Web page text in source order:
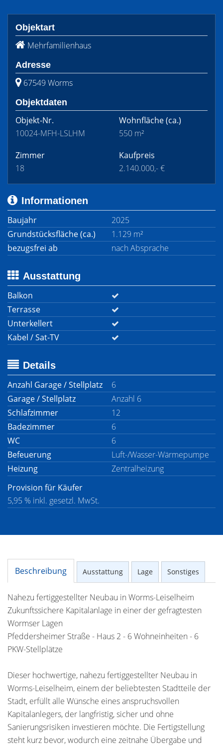
Objektart
Mehrfamilienhaus
Adresse
67549 Worms
Objektdaten
Objekt-Nr.
10024-MFH-LSLHM
Wohnfläche(ca.)
550 m²
Zimmer
18
Kaufpreis
2.140.000,- €
Informationen
Baujahr
2025
Grundstücksfläche (ca.)
1.129 m²
bezugsfrei ab
nach Absprache
Ausstattung
Balkon
Terrasse
Unterkellert
Kabel / Sat-TV
Details
Anzahl Garage / Stellplatz
6
Garage / Stellplatz
Anzahl 6
Schlafzimmer
12
Badezimmer
6
WC
6
Befeuerung
Luft-/Wasser-Wärmepumpe
Heizung
Zentralheizung
Provision für Käufer
5,95 % inkl. gesetzl. MwSt.
Beschreibung Ausstattung Lage Sonstiges
Nahezu fertiggestellter Neubau in Worms-Leiselheim
Zukunftssichere Kapitalanlage in einer der gefragtesten
Wormser Lagen
Pfeddersheimer Straße - Haus 2 - 6 Wohneinheiten - 6
PKW-Stellplätze
Dieser hochwertige, nahezu fertiggestellter Neubau in
Worms-Leiselheim, einem der beliebtesten Stadtteile der
Stadt, erfüllt alle Wünsche eines anspruchsvollen
Kapitalanlegers, der langfristig, sicher und ohne
Sanierungsrisiken investieren möchte. Die Fertigstellung
steht kurz bevor, wodurch eine zeitnahe Übergabe und